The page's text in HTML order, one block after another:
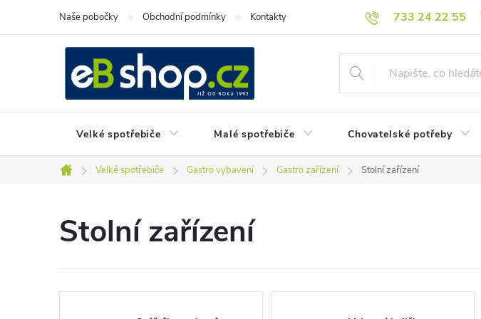
733 24 22 55
Naše pobočky Obchodní podmínky Kontakty
Velké spotřebiče Malé spotřebiče Chovatelské potřeby
Domů
Velké spotřebiče Gastro vybavení Gastro zařízení Stolní zařízení
Stolní zařízení